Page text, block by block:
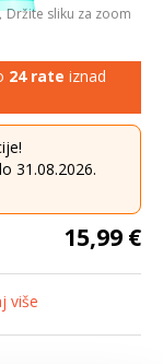
Držite sliku za zoom
24 rate iznad
31.08.2026.
15,99 €
više